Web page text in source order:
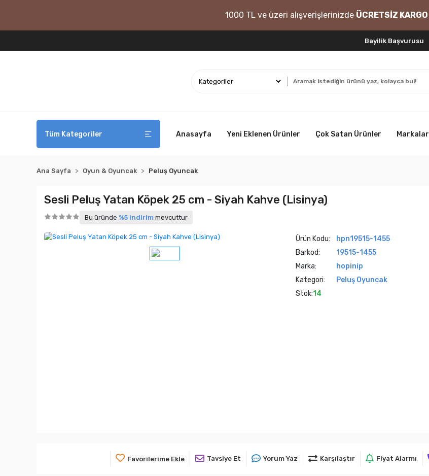
1000 TL ve üzeri alışverişlerinizde ÜCRETSİZ KARGO
Bayilik Başvurusu
Tüm Kategoriler Anasayfa Yeni Eklenen Ürünler Çok Satan Ürünler Markalar
Ana Sayfa Oyun & Oyuncak Peluş Oyuncak
Sesli Peluş Yatan Köpek 25 cm - Siyah Kahve (Lisinya)
Bu üründe %5 indirim mevcuttur
Ürün Kodu:
hpn19515-1455
Barkod:
19515-1455
Marka:
hopinip
Kategori:
Peluş Oyuncak
Stok:14
Favorilerime Ekle Tavsiye Et Yorum Yaz Karşılaştır Fiyat Alarmı